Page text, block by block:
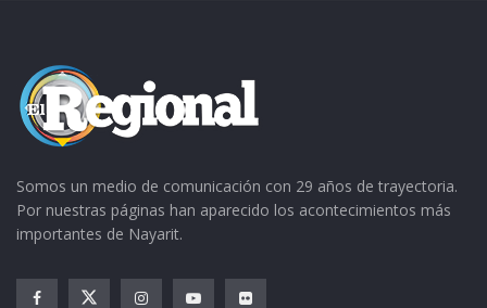
Somos un medio de comunicación con 29 años de trayectoria.
Por nuestras páginas han aparecido los acontecimientos más
importantes de Nayarit.